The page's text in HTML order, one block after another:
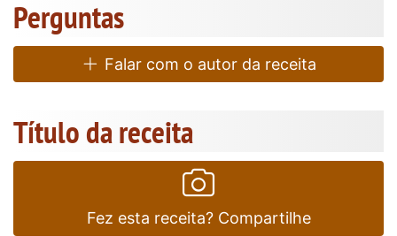
Perguntas
Falar com o autor da receita
Título da receita
Fez esta receita? Compartilhe